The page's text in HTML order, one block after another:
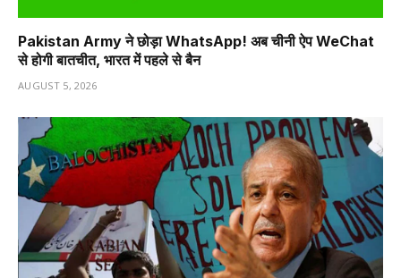
Pakistan Army ने छोड़ा WhatsApp! अब चीनी ऐप WeChat
से होगी बातचीत, भारत में पहले से बैन
AUGUST 5, 2026